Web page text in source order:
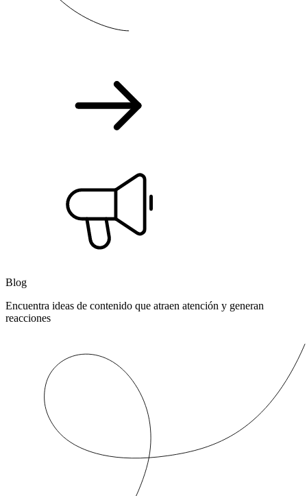
Blog
Encuentra ideas de contenido que atraen atención y generan
reacciones